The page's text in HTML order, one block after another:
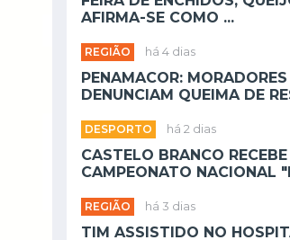
AFIRMA-SE COMO ...
REGIÃO há 4 dias
PENAMACOR: MORADORES
DENUNCIAM QUEIMA DE
DESPORTO há 2 dias
CASTELO BRANCO RECEBE
CAMPEONATO NACIONAL
REGIÃO há 3 dias
TIM ASSISTIDO NO